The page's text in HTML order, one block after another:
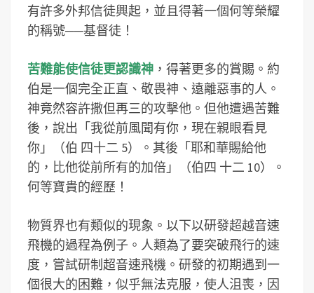
有許多外邦信徒興起，並且得著一個何等榮耀
的稱號──基督徒！
苦難能使信徒更認識神 ，得著更多的賞賜。約
伯是一個完全正直、敬畏神、遠離惡事的人。
神竟然容許撒但再三的攻擊他。但他遭遇苦難
後，說出「我從前風聞有你，現在親眼看見
你」（伯 四十二 5）。其後「耶和華賜給他
的，比他從前所有的加倍」（伯四 十二 10）。
何等寶貴的經歷！
物質界也有類似的現象。以下以研發超越音速
飛機的過程為例子。人類為了要突破飛行的速
度，嘗試研制超音速飛機。研發的初期遇到一
個很大的困難，似乎無法克服，使人沮喪，因